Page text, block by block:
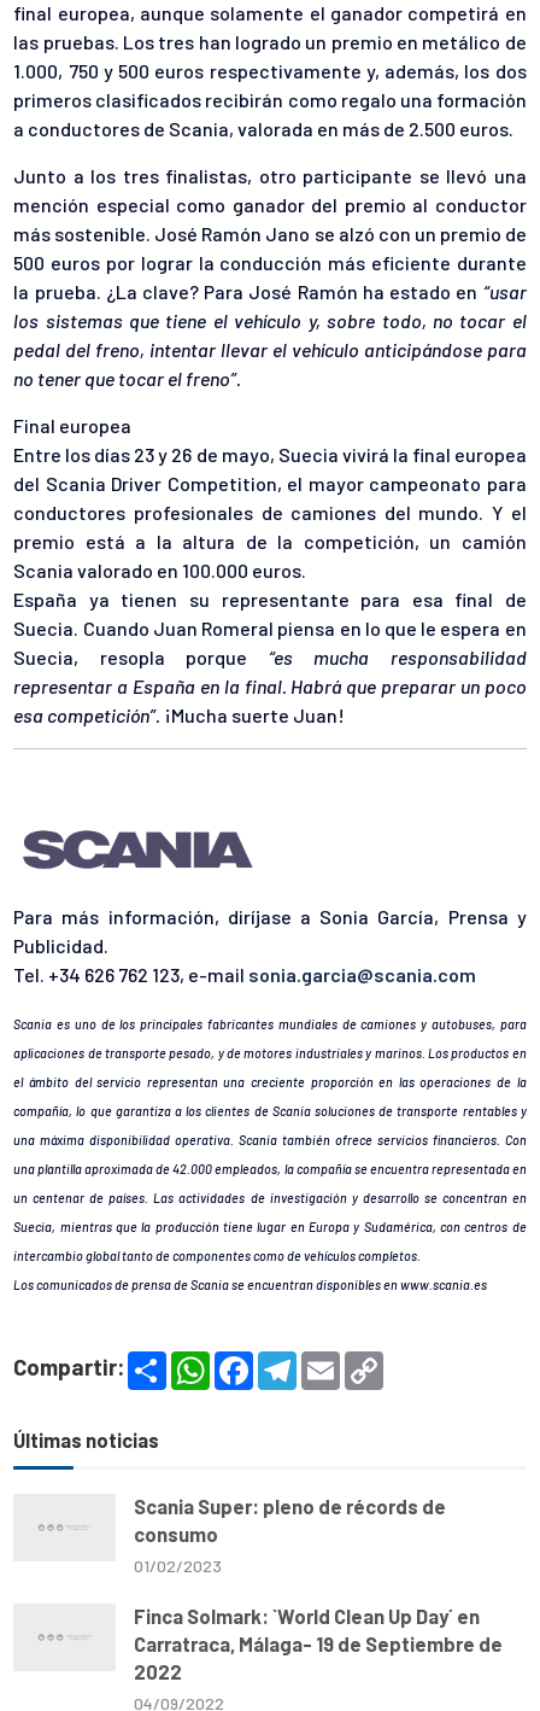
final europea, aunque solamente el ganador competirá en
las pruebas. Los tres han logrado un premio en metálico de
1.000, 750 y 500 euros respectivamente y, además, los dos
primeros clasificados recibirán como regalo una formación
a conductores de Scania, valorada en más de 2.500 euros.
Junto a los tres finalistas, otro participante se llevó una
mención especial como ganador del premio al conductor
más sostenible. José Ramón Jano se alzó con un premio de
500 euros por lograr la conducción más eficiente durante
la prueba. ¿La clave? Para José Ramón ha estado en “usar
los sistemas que tiene el vehículo y, sobre todo, no tocar el
pedal del freno, intentar llevar el vehículo anticipándose para
no tener que tocar el freno”.
Final europea
Entre los días 23 y 26 de mayo, Suecia vivirá la final europea
del Scania Driver Competition, el mayor campeonato para
conductores profesionales de camiones del mundo. Y el
premio está a la altura de la competición, un camión
Scania valorado en 100.000 euros.
España ya tienen su representante para esa final de
Suecia. Cuando Juan Romeral piensa en lo que le espera en
Suecia, resopla porque “es mucha responsabilidad
representar a España en la final. Habrá que preparar un poco
esa competición”. ¡Mucha suerte Juan!
Para más información, diríjase a Sonia García, Prensa y
Publicidad.
Tel. +34 626 762 123, e-mail sonia.garcia@scania.com
Scania es uno de los principales fabricantes mundiales de camiones y autobuses, para
aplicaciones de transporte pesado, y de motores industriales y marinos. Los productos en
el ámbito del servicio representan una creciente proporción en las operaciones de la
compañía, lo que garantiza a los clientes de Scania soluciones de transporte rentables y
una máxima disponibilidad operativa. Scania también ofrece servicios financieros. Con
una plantilla aproximada de 42.000 empleados, la compañía se encuentra representada en
un centenar de países. Las actividades de investigación y desarrollo se concentran en
Suecia, mientras que la producción tiene lugar en Europa y Sudamérica, con centros de
intercambio global tanto de componentes como de vehículos completos.
Los comunicados de prensa de Scania se encuentran disponibles en www.scania.es
Compartir:
S
h
W
h
F
T
e
E
m
Últimas noticias
Scania Super: pleno de récords de
consumo
01/02/2023
Finca Solmark: `World Clean Up Day´ en
Carratraca, Málaga- 19 de Septiembre de
2022
04/09/2022